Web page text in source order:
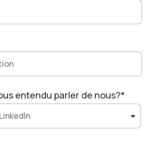
entendu parler de nous?*